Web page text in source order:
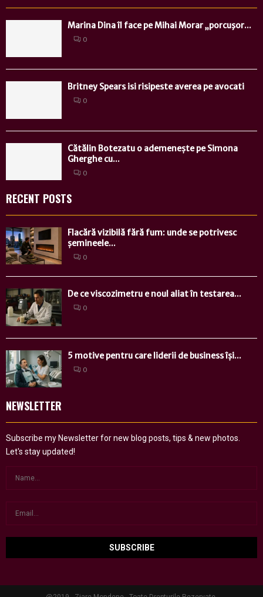
Marina Dina îl face pe Mihai Morar „porcuşor...
0
Britney Spears isi risipeste averea pe avocati
0
Cătălin Botezatu o ademenește pe Simona
Gherghe cu...
0
RECENT POSTS
Flacără vizibilă fără fum: unde se potrivesc
șemineele...
0
De ce viscozimetru e noul aliat în testarea...
0
5 motive pentru care liderii de business își...
0
NEWSLETTER
Subscribe my Newsletter for new blog posts, tips & new photos.
Let's stay updated!